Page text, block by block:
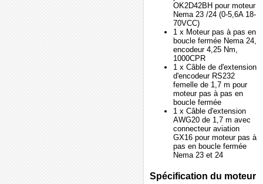
OK2D42BH pour moteur
Nema 23 /24 (0-5,6A 18-
70VCC)
1 x Moteur pas à pas en
boucle fermée Nema 24,
encodeur 4,25 Nm,
1000CPR
1 x Câble de d'extension
d'encodeur RS232
femelle de 1,7 m pour
moteur pas à pas en
boucle fermée
1 x Câble d'extension
AWG20 de 1,7 m avec
connecteur aviation
GX16 pour moteur pas à
pas en boucle fermée
Nema 23 et 24
Spécification du moteur